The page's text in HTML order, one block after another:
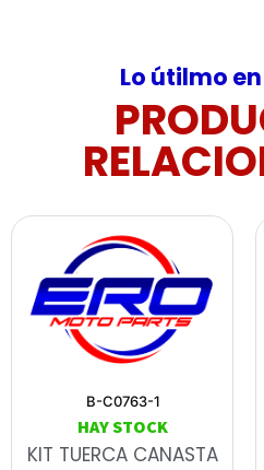
Lo útilmo
B-C0763-1
HAY STOCK
KIT TUERCA CANASTA